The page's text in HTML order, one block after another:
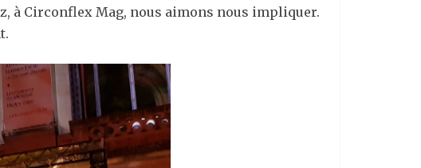
à Circonflex Mag, nous aimons nous impliquer.